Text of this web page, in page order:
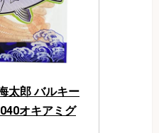
太郎 バルキー
オキアミグ